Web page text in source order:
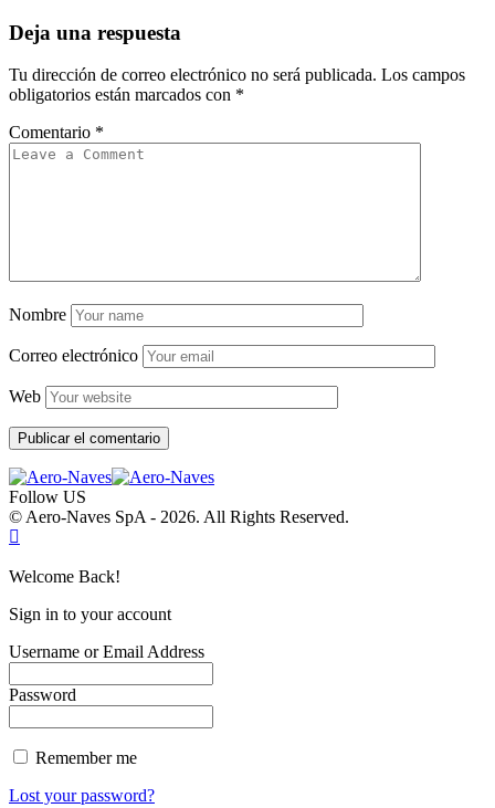
Deja una respuesta
Tu dirección de correo electrónico no será publicada. Los campos
obligatorios están marcados con *
Comentario *
Nombre
Correo electrónico
Web
Follow US
© Aero-Naves SpA - 2026. All Rights Reserved.
Welcome Back!
Sign in to your account
Username or Email Address
Password
Remember me
Lost your password?